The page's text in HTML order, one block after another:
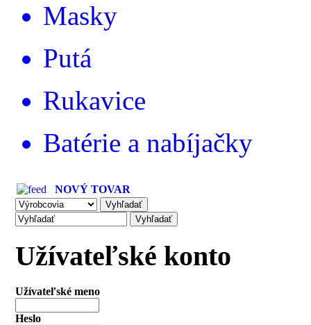
Masky
Putá
Rukavice
Batérie a nabíjačky
NOVÝ TOVAR
Užívateľské konto
Užívateľské meno
Heslo